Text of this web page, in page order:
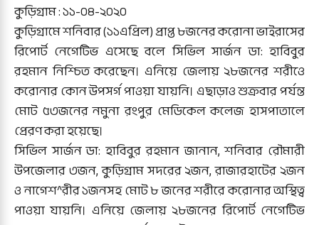
কুড়িগ্রাম : ১১-০৪-২০২০
কুড়িগ্রামে শনিবার (১১এপ্রিল) প্রাপ্ত ৮জনের করোনা ভাইরাসের
রিপোর্ট নেগেটিভ এসেছে বলে সিভিল সার্জন ডা: হাবিবুর
রহমান নিশ্চিত করেছেন। এনিয়ে জেলায় ২৮জনের শরীওে
করোনার কোন উপসর্গ পাওয়া যায়নি। এছাড়াও শুক্রবার পর্যন্ত
মোট ৫৩জনের নমুনা রংপুর মেডিকেল কলেজ হাসপাতালে
প্রেরণ করা হয়েছে।
সিভিল সার্জন ডা: হাবিবুর রহমান জানান, শনিবার রৌমারী
উপজেলার ৩জন, কুড়িগ্রাম সদরের ২জন, রাজারহাটের ২জন
ও নাগেশ^রীর ১জনসহ মোট ৮ জনের শরীরে করোনার অস্থিত্ব
পাওয়া যায়নি। এনিয়ে জেলায় ২৮জনের রিপোর্ট নেগেটিভ